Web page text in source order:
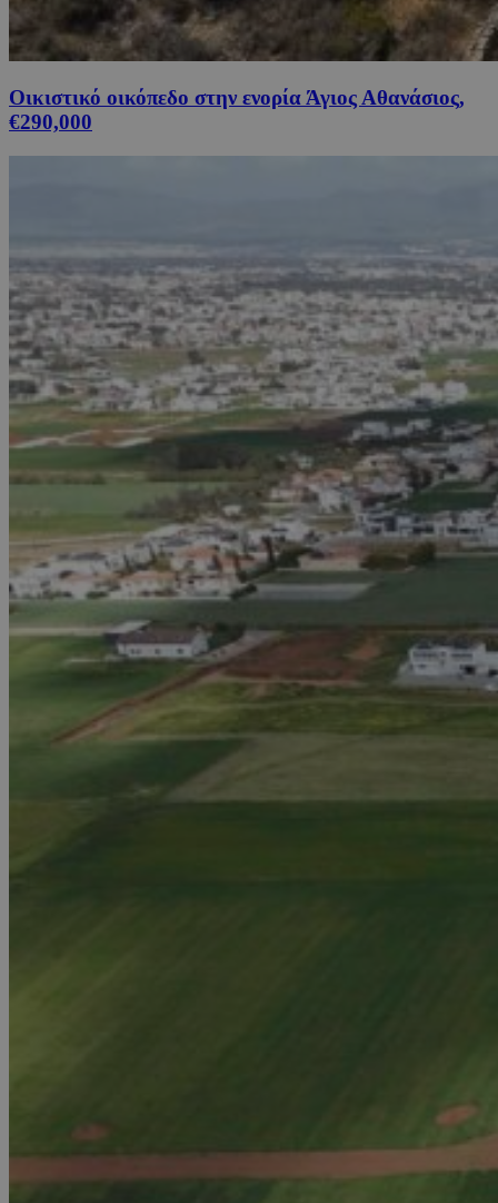
Οικιστικό οικόπεδο στην ενορία Άγιος Αθανάσιος,
€290,000